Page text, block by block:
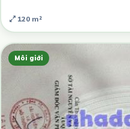
120 m²
Môi giới